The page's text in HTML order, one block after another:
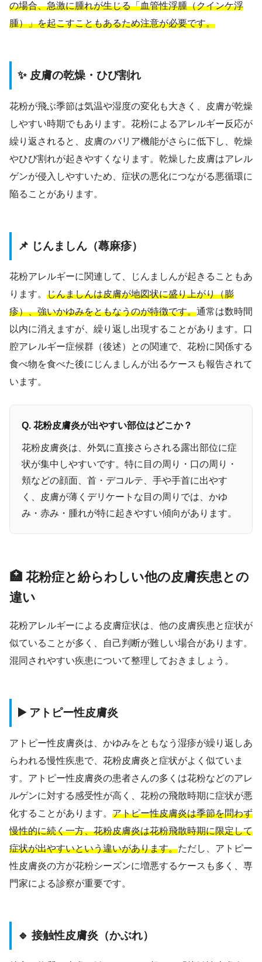
の場合、急激に腫れが生じる「血管性浮腫（クインケ浮
腫）」を起こすこともあるため注意が必要です。
✨ 皮膚の乾燥・ひび割れ
花粉が飛ぶ季節は気温や湿度の変化も大きく、皮膚が乾燥
しやすい時期でもあります。花粉によるアレルギー反応が
繰り返されると、皮膚のバリア機能がさらに低下し、乾燥
やひび割れが起きやすくなります。乾燥した皮膚はアレル
ゲンが侵入しやすいため、症状の悪化につながる悪循環に
陥ることがあります。
📌 じんましん（蕁麻疹）
花粉アレルギーに関連して、じんましんが起きることもあ
ります。 じんましんは皮膚が地図状に盛り上がり（膨
疹）、強いかゆみをともなうのが特徴です。通常は数時間
以内に消えますが、繰り返し出現することがあります。口
腔アレルギー症候群（後述）との関連で、花粉に関係する
食べ物を食べた後にじんましんが出るケースも報告されて
います。
Q. 花粉皮膚炎が出やすい部位はどこか？
花粉皮膚炎は、外気に直接さらされる露出部位に症
状が集中しやすいです。特に目の周り・口の周り・
頬などの顔面、首・デコルテ、手や手首に出やす
く、皮膚が薄くデリケートな目の周りでは、かゆ
み・赤み・腫れが特に起きやすい傾向があります。
🏥 花粉症と紛らわしい他の皮膚疾患との
違い
花粉アレルギーによる皮膚症状は、他の皮膚疾患と症状が
似ていることが多く、自己判断が難しい場合があります。
混同されやすい疾患について整理しておきましょう。
▶️ アトピー性皮膚炎
アトピー性皮膚炎は、かゆみをともなう湿疹が繰り返しあ
らわれる慢性疾患で、花粉皮膚炎と症状がよく似ていま
す。アトピー性皮膚炎の患者さんの多くは花粉などのアレ
ルゲンに対する感受性が高く、花粉の飛散時期に症状が悪
化することがあります。 アトピー性皮膚炎は季節を問わず
慢性的に続く一方、花粉皮膚炎は花粉飛散時期に限定して
症状が出やすいという違いがあります。ただし、アトピー
性皮膚炎の方が花粉シーズンに増悪するケースも多く、専
門家による診察が重要です。
🔹 接触性皮膚炎（かぶれ）